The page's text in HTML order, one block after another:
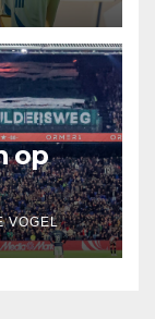
op
VOGEL